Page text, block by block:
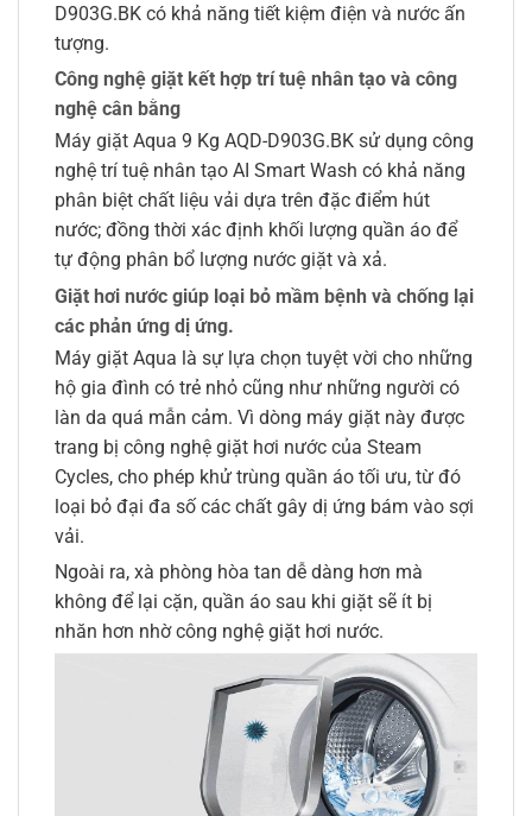
D903G.BK có khả năng tiết kiệm điện và nước ấn
tượng.
Công nghệ giặt kết hợp trí tuệ nhân tạo và công
nghệ cân bằng
Máy giặt Aqua 9 Kg AQD-D903G.BK sử dụng công
nghệ trí tuệ nhân tạo AI Smart Wash có khả năng
phân biệt chất liệu vải dựa trên đặc điểm hút
nước; đồng thời xác định khối lượng quần áo để
tự động phân bổ lượng nước giặt và xả.
Giặt hơi nước giúp loại bỏ mầm bệnh và chống lại
các phản ứng dị ứng.
Máy giặt Aqua là sự lựa chọn tuyệt vời cho những
hộ gia đình có trẻ nhỏ cũng như những người có
làn da quá mẫn cảm. Vì dòng máy giặt này được
trang bị công nghệ giặt hơi nước của Steam
Cycles, cho phép khử trùng quần áo tối ưu, từ đó
loại bỏ đại đa số các chất gây dị ứng bám vào sợi
vải.
Ngoài ra, xà phòng hòa tan dễ dàng hơn mà
không để lại cặn, quần áo sau khi giặt sẽ ít bị
nhăn hơn nhờ công nghệ giặt hơi nước.